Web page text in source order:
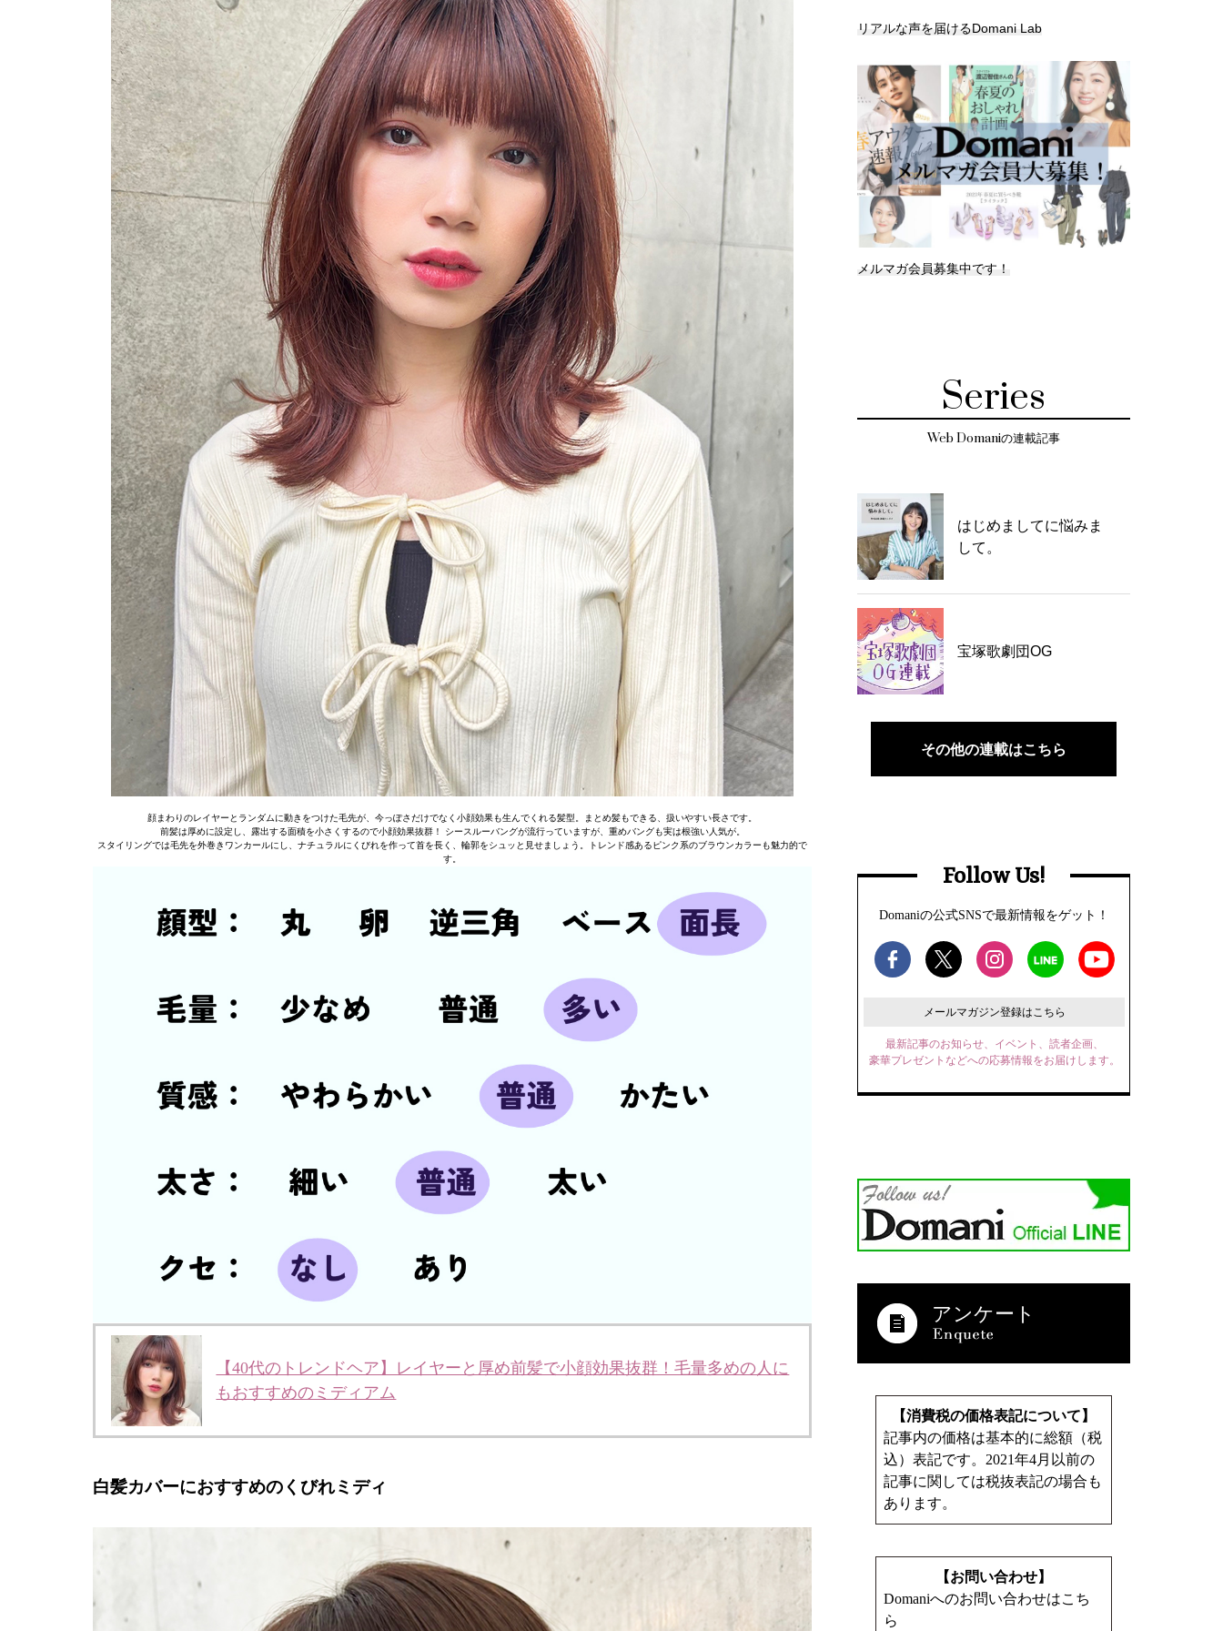
顔まわりのレイヤーとランダムに動きをつけた毛先が、今っぽさだけでなく小顔効果も生んでくれる髪型。まとめ髪もできる、扱いやすい長さです。
前髪は厚めに設定し、露出する面積を小さくするので小顔効果抜群！ シースルーバングが流行っていますが、重めバングも実は根強い人気が。
スタイリングでは毛先を外巻きワンカールにし、ナチュラルにくびれを作って首を長く、輪郭をシュッと見せましょう。トレンド感あるピンク系のブラウンカラーも魅力的で
す。
【40代のトレンドヘア】レイヤーと厚め前髪で小顔効果抜群！毛量多めの人に
もおすすめのミディアム
白髪カバーにおすすめのくびれミディ
リアルな声を届けるDomani Lab
メルマガ会員募集中です！
Series
Web Domaniの連載記事
はじめましてに悩みま
して。
宝塚歌劇団OG
その他の連載はこちら
Follow Us!
Domaniの公式SNSで最新情報をゲット！
メールマガジン登録はこちら
最新記事のお知らせ、イベント、読者企画、
豪華プレゼントなどへの応募情報をお届けします。
アンケート
【消費税の価格表記について】
記事内の価格は基本的に総額（税
込）表記です。2021年4月以前の
記事に関しては税抜表記の場合も
あります。
【お問い合わせ】
Domaniへのお問い合わせはこち
ら